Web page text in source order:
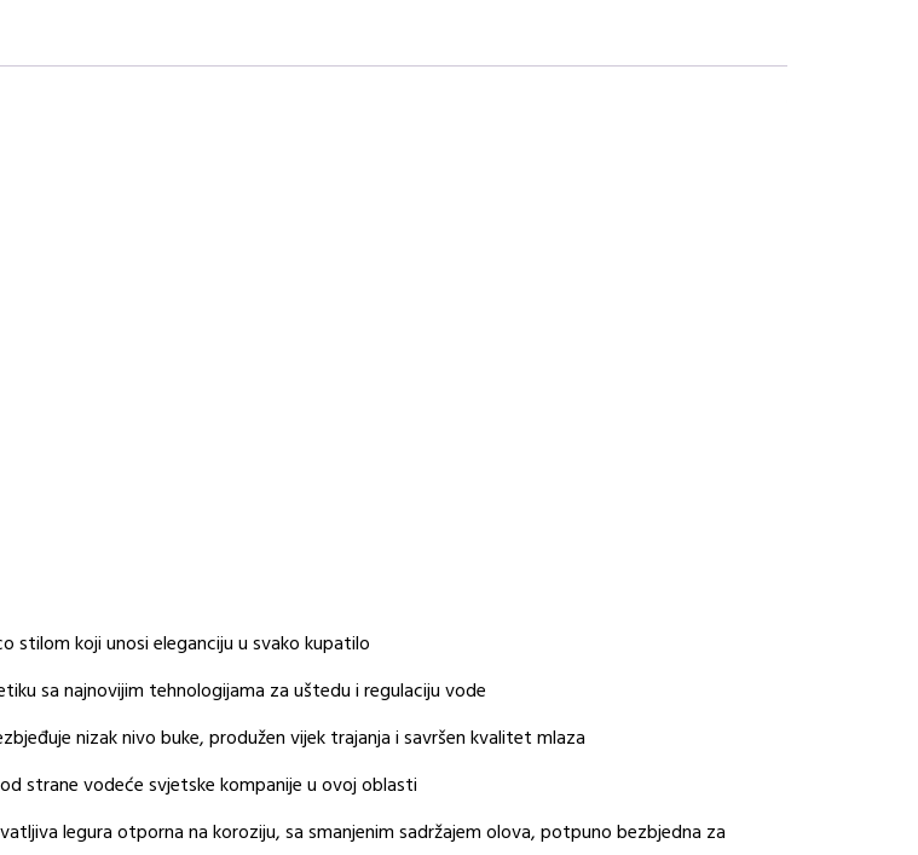
stilom koji unosi eleganciju u svako kupatilo
sa najnovijim tehnologijama za uštedu i regulaciju vode
nizak nivo buke, produžen vijek trajanja i savršen kvalitet mlaza
strane vodeće svjetske kompanije u ovoj oblasti
legura otporna na koroziju, sa smanjenim sadržajem olova, potpuno bezbjedna za